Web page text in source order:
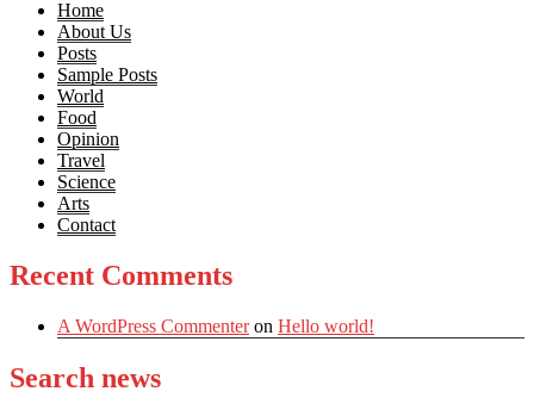
Home
About Us
Posts
Sample Posts
World
Food
Opinion
Travel
Science
Arts
Contact
Recent Comments
A WordPress Commenteron Hello world!
Search news